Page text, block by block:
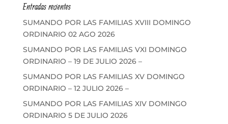
Entradas recientes
SUMANDO POR LAS FAMILIAS XVIII DOMINGO
ORDINARIO 02 AGO 2026
SUMANDO POR LAS FAMILIAS VXI DOMINGO
ORDINARIO – 19 DE JULIO 2026 –
SUMANDO POR LAS FAMILIAS XV DOMINGO
ORDINARIO – 12 JULIO 2026 –
SUMANDO POR LAS FAMILIAS XIV DOMINGO
ORDINARIO 5 DE JULIO 2026